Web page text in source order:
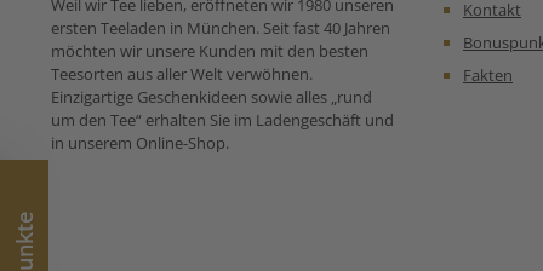
für Bio Kräutertee
Traumfigur:
kontrolliert
Anbau
für Bio
Weil wir Tee lieben, eröffneten wir 1980 unseren
ersten Teeladen in München. Seit fast 40 Jahren
möchten wir unsere Kunden mit den besten
Teesorten aus aller Welt verwöhnen.
Einzigartige Geschenkideen sowie alles „rund
um den Tee“ erhalten Sie im Ladengeschäft und
in unserem Online-Shop.
Kontakt
Fakten